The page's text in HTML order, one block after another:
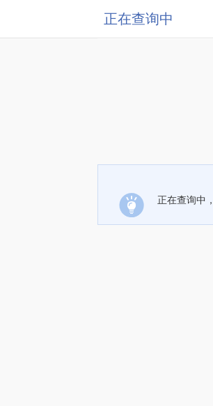
正在查询中
正在查询中